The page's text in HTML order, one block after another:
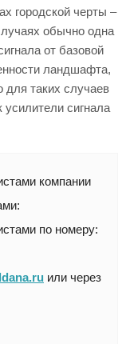
городской черты –
обычно одна
от базовой
ландшафта,
таких случаев
усилители сигнала
компании
по номеру:
или через